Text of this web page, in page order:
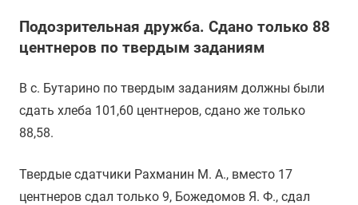
Подозрительная дружба. Сдано только 88
центнеров по твердым заданиям
В с. Бутарино по твердым заданиям должны были
сдать хлеба 101,60 центнеров, сдано же только
88,58.
Твердые сдатчики Рахманин М. А., вместо 17
центнеров сдал только 9, Божедомов Я. Ф., сдал